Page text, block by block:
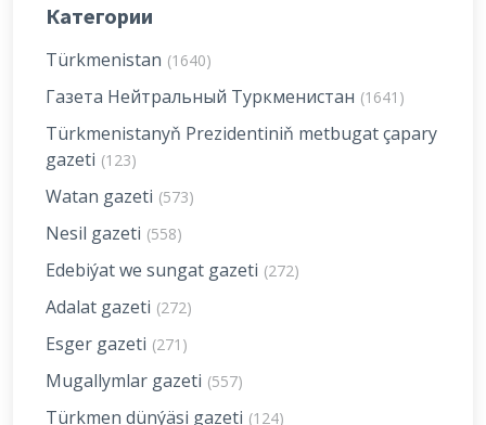
Категории
Türkmenistan (1640)
Газета Нейтральный Туркменистан (1641)
Türkmenistanyň Prezidentiniň metbugat çapary
gazeti (123)
Watan gazeti (573)
Nesil gazeti (558)
Edebiýat we sungat gazeti (272)
Adalat gazeti (272)
Esger gazeti (271)
Mugallymlar gazeti (557)
Türkmen dünýäsi gazeti (124)